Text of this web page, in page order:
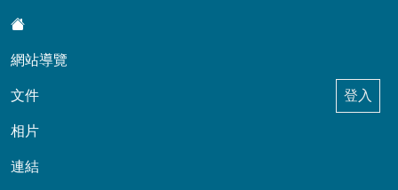
網站導覽
文件
相片
連結
登入
東信自然科學天地與學務輔導工作